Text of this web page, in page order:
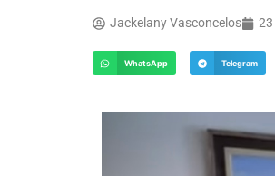
Jackelany Vasconcelos
WhatsApp Telegram